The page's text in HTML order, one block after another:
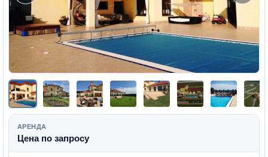
АРЕНДА
Цена по запросу